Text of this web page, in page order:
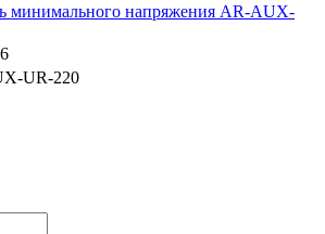
минимального напряжения AR-AUX-
UR-220